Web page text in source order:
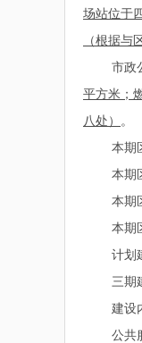
场站位于
（根据与
市政公
平方米；
八处） 。
本期区
本期区
本期区
本期区
计划建
三期建
建设内
公共服